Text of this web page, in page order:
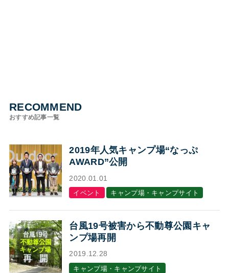
RECOMMEND
おすすめ記事一覧
2019年人気キャンプ場“なっぷ
AWARD”公開
2020.01.01
イベント キャンプ場・キャンプサイト
台風19号被害から不動尊公園キャ
ンプ場再開
2019.12.28
キャンプ場・キャンプサイト